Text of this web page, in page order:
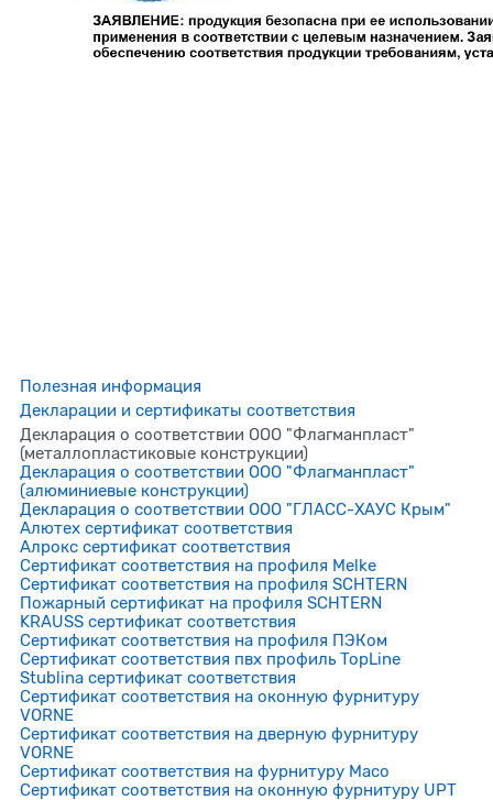
Полезная информация
Декларации и сертификаты соответствия
Декларация о соответствии ООО "Флагманпласт"
(металлопластиковые конструкции)
Декларация о соответствии ООО "Флагманпласт"
(алюминиевые конструкции)
Декларация о соответствии ООО "ГЛАСС-ХАУС Крым"
Алютех сертификат соответствия
Алрокс сертификат соответствия
Сертификат соответствия на профиля Melke
Сертификат соответствия на профиля SCHTERN
Пожарный сертификат на профиля SCHTERN
KRAUSS сертификат соответствия
Сертификат соответствия на профиля ПЭКом
Сертификат соответствия пвх профиль TopLine
Stublina сертификат соответствия
Сертификат соответствия на оконную фурнитуру
VORNE
Сертификат соответствия на дверную фурнитуру
VORNE
Сертификат соответствия на фурнитуру Maco
Сертификат соответствия на оконную фурнитуру UPT